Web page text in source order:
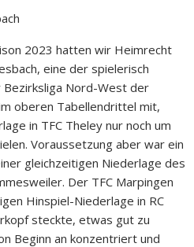
2023 hatten wir Heimrecht
eine der spielerisch
Nord-West der
oberen Tabellendrittel mit,
in TFC Theley nur noch um
Voraussetzung aber war ein
gleichzeitigen Niederlage des
Der TFC Marpingen
Hinspiel-Niederlage in RC
steckte, etwas gut zu
Beginn an konzentriert und